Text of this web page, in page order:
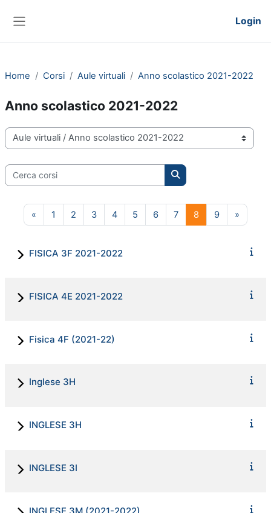
Login
Home Corsi Aule virtuali Anno scolastico 2021-2022
Anno scolastico 2021-2022
Categorie di corso
Cerca corsi
Cerca corsi
« Pagina precedente
1 Pagina 1
2 Pagina 2
3Pagina 3
4Pagina 4
5 Pagina 5
6Pagina 6
7Pagina 7
8 Pagina 8
9Pagina 9
»
FISICA 3F 2021-2022
FISICA 4E 2021-2022
Fisica 4F (2021-22)
Inglese 3H
INGLESE 3H
INGLESE 3I